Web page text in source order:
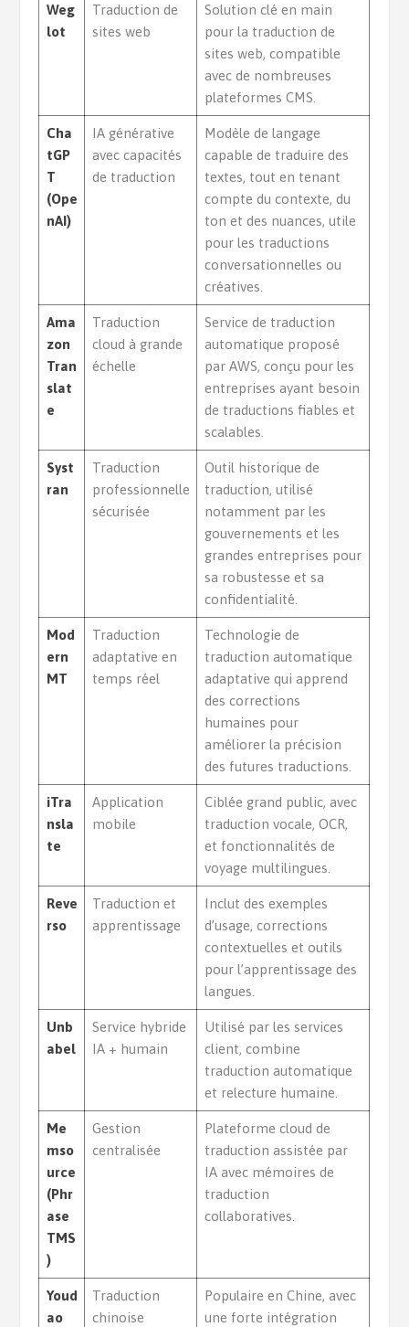
Weg
lot
Traduction de
sites web
Solution clé en main
pour la traduction de
sites web, compatible
avec de nombreuses
plateformes CMS.
Cha
tGP
T
(Ope
nAI)
IA générative
avec capacités
de traduction
Modèle de langage
capable de traduire des
textes, tout en tenant
compte du contexte, du
ton et des nuances, utile
pour les traductions
conversationnelles ou
créatives.
Ama
zon
Tran
slat
e
Traduction
cloud à grande
échelle
Service de traduction
automatique proposé
par AWS, conçu pour les
entreprises ayant besoin
de traductions fiables et
scalables.
Syst
ran
Traduction
professionnelle
sécurisée
Outil historique de
traduction, utilisé
notamment par les
gouvernements et les
grandes entreprises pour
sa robustesse et sa
confidentialité.
Mod
ern
MT
Traduction
adaptative en
temps réel
Technologie de
traduction automatique
adaptative qui apprend
des corrections
humaines pour
améliorer la précision
des futures traductions.
iTra
nsla
te
Application
mobile
Ciblée grand public, avec
traduction vocale, OCR,
et fonctionnalités de
voyage multilingues.
Reve
rso
Traduction et
apprentissage
Inclut des exemples
d’usage, corrections
contextuelles et outils
pour l’apprentissage des
langues.
Unb
abel
Service hybride
IA + humain
Utilisé par les services
client, combine
traduction automatique
et relecture humaine.
Me
mso
urce
(Phr
ase
TMS
)
Gestion
centralisée
Plateforme cloud de
traduction assistée par
IA avec mémoires de
traduction
collaboratives.
Youd
ao
Traduction
chinoise
Populaire en Chine, avec
une forte intégration